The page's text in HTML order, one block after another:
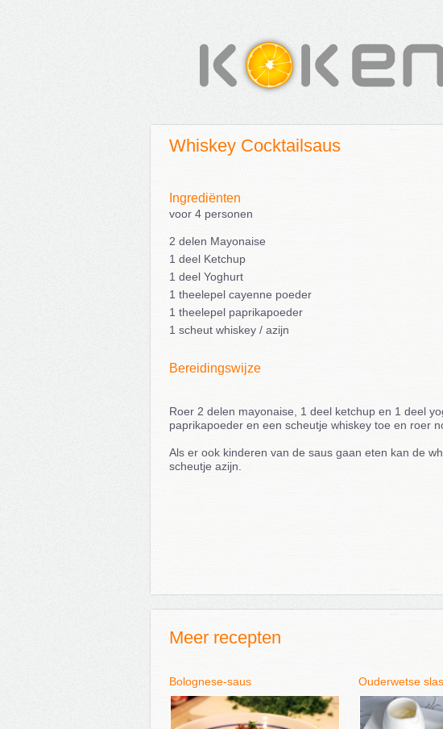
Whiskey Cocktailsaus
Ingrediënten
voor 4 personen
2 delen Mayonaise
1 deel Ketchup
1 deel Yoghurt
1 theelepel cayenne poeder
1 theelepel paprikapoeder
1 scheut whiskey / azijn
Bereidingswijze
Roer 2 delen mayonaise, 1 deel ketchup en 1 deel
paprikapoeder en een scheutje whiskey toe en roer
Als er ook kinderen van de saus gaan eten kan de
scheutje azijn.
Meer recepten
Bolognese-saus Ouderwetse